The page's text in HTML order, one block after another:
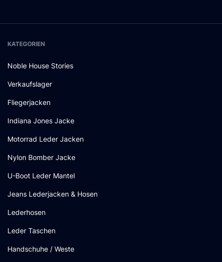
KATEGORIEN
Noble House Stories
Verkaufslager
Fliegerjacken
Indiana Jones Jacke
Motorrad Leder Jacken
Nylon Bomber Jacke
U-Boot Leder Mantel
Jeans Lederjacken & Hosen
Lederhosen
Leder Taschen
Handschuhe / Weste